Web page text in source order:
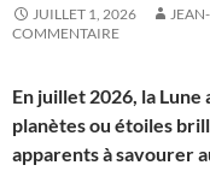
JUILLET 1, 2026
COMMENTAIRE
En juillet 2026, la
planètes ou étoiles
apparents à savourer